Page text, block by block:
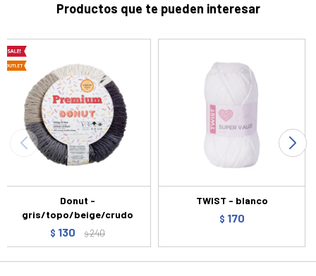
Productos que te pueden interesar
Donut -
gris/topo/beige/crudo
$ 130 $240
TWIST - blanco
$ 170